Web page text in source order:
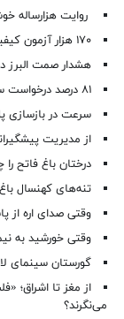
روایت هزارساله
۱۷۰ هزار آزمون کیفیت آب و فاضلاب در البرز انجام شد
هشدار صمت البرز
۸۱ درصد درخواست‌ سقط جنین قانونی مجوز گرفت
سرعت در بازسازی
از مدیریت
درختان باغ فاتح را
تنه‌های کهنسال
وقتی صدای اره از
وقتی خورشید به
گورستان سینمای
از مغز تا اشراق؛
می‌نگرند؟